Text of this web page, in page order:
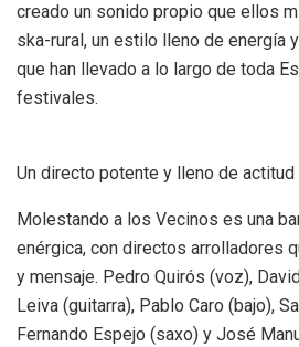
creado un sonido propio que ellos
ska-rural, un estilo lleno de energía
que han llevado a lo largo de toda
festivales.
Un directo potente y lleno de actitud
Molestando a los Vecinos es una
enérgica, con directos arrolladores
y mensaje. Pedro Quirós (voz),
Leiva (guitarra), Pablo Caro (bajo),
Fernando Espejo (saxo) y José